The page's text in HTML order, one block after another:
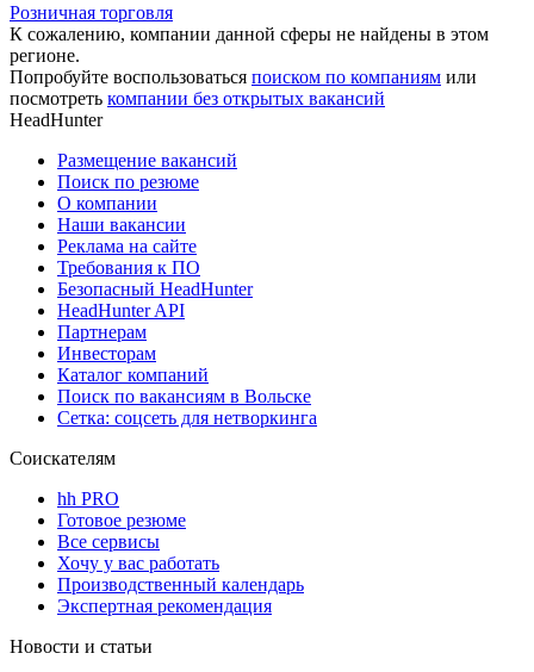
Розничная торговля
К сожалению, компании данной сферы не найдены в этом
регионе.
Попробуйте воспользоваться поиском по компаниям или
посмотреть компании без открытых вакансий
HeadHunter
Размещение вакансий
Поиск по резюме
О компании
Наши вакансии
Реклама на сайте
Требования к ПО
Безопасный HeadHunter
HeadHunter API
Партнерам
Инвесторам
Каталог компаний
Поиск по вакансиям в Вольске
Сетка: соцсеть для нетворкинга
Соискателям
hh PRO
Готовое резюме
Все сервисы
Хочу у вас работать
Производственный календарь
Экспертная рекомендация
Новости и статьи